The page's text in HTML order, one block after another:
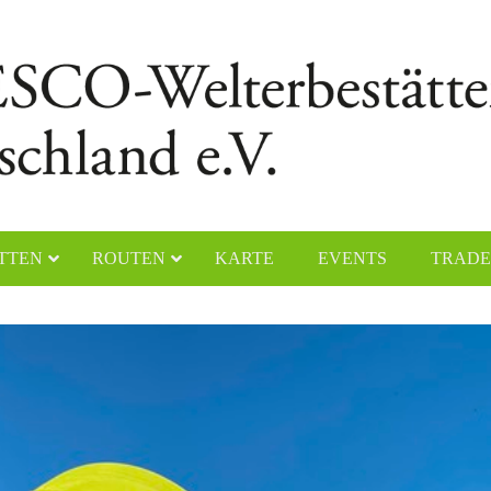
„Die Wies“
Lorsch
ROUTEN KARTE EVENTS